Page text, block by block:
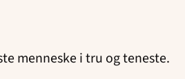
menneske i tru og teneste.